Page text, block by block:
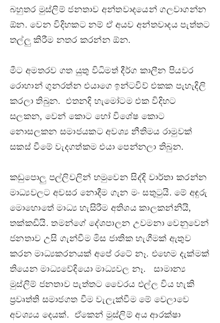
බහුතර මුස්ලිම් ජනතාව අන්තවාදයෙන් ගලවාගන්න
ඕන. වෙන විදිහකට නම් ඒ අයව අන්තවාදය පැත්තට
තල්ලු කිරීම නතර කරන්න ඕන.
මීට අමතරව ගත යුතු විධිමත් දීර්ග කාලීන පියවර
රොහාන් ගුනරත්න එයාගෙ ඉන්ටවිව් එකක පැහැදිලි
කරලා තිබුන. එතනදි හැමෝටම එක විදිහට
සලකන, වෙන් කොට හෝ විශේෂ කොට
නොසලකන සමාජයකට අවශ්‍ය නීතිමය රාමුවක්
සකස් වීමේ වැදගත්කම එයා පෙන්නලා තිබුන.
කඩුපොලු පල්ලිවලින් හමුවෙන සිද්දි වාර්තා කරන්න
මාධ්‍යවලට අවසර නොදීම ගැන මං සතුටුයි. මේ අඳුරු
මොහොතේ මාධ්‍ය හැසිරීම අතිශය කාලකන්නියි,
තක්කඩියි. තමන්ගේ දේශපාලන උවමනා වෙනුවෙන්
ජනතාව උසි ගැන්වීම මිස ජාතික හැගීමක් ඇතුව
කරන මාධ්‍යකරනයක් අපේ රටේ නෑ. එහෙම දැක්මක්
තියෙන මාධ්‍යවේදියො මාධ්‍යවල නෑ. සාමාන්‍ය
මුස්ලිම් ජනතාව පැත්තට වෛරය එල්ල විය හැකි
ප්‍රවෘත්ති සමාජගත වීම වැලැක්වීම මේ වෙලාවෙ
අවශ්‍යය දෙයක්. ඒකෙන් මුස්ලිම් අය ආරක්ෂා